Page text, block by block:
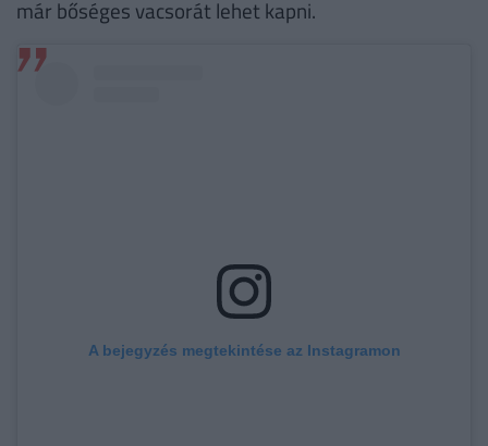
már bőséges vacsorát lehet kapni.
A bejegyzés megtekintése az Instagramon